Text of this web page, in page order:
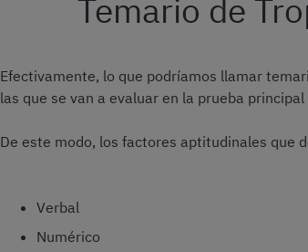
Temario de
Efectivamente, lo que podríamos llamar
las que se van a evaluar en la prueba
De este modo, los factores aptitudinales que
Verbal
Numérico